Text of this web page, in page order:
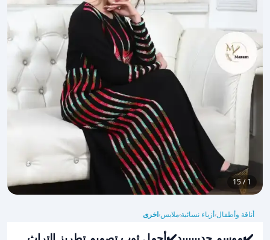
1 / 15
أناقة وأطفال›أزياء نسائية›ملابس›اخرى